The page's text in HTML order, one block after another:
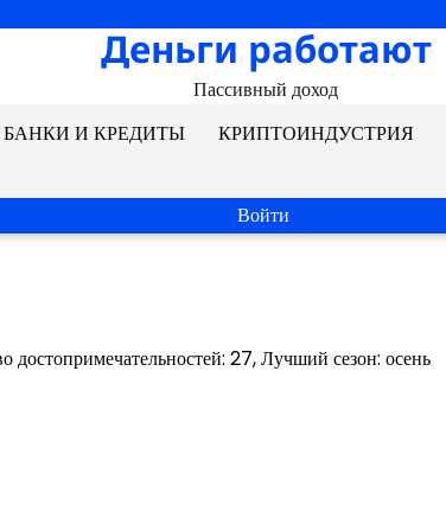
Деньги работают
Пассивный доход
БАНКИ И КРЕДИТЫ КРИПТОИНДУСТРИЯ
Войти
достопримечательностей: 27, Лучший сезон: осень